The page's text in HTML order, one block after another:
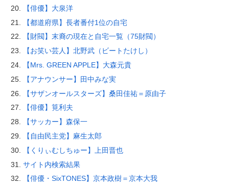
【俳優】大泉洋
【都道府県】長者番付1位の自宅
【財閥】末裔の現在と自宅一覧（75財閥）
【お笑い芸人】北野武（ビートたけし）
【Mrs. GREEN APPLE】大森元貴
【アナウンサー】田中みな実
【サザンオールスターズ】桑田佳祐＝原由子
【俳優】筧利夫
【サッカー】森保一
【自由民主党】麻生太郎
【くりぃむしちゅー】上田晋也
サイト内検索結果
【俳優・SixTONES】京本政樹＝京本大我